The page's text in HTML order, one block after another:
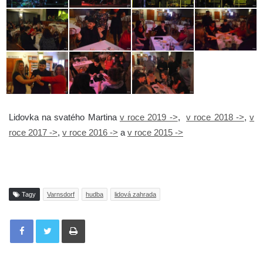
Lidovka na svatého Martina v roce 2019 ->,v roce 2018 ->,v
roce 2017 ->, v roce 2016 -> a v roce 2015 ->
Tagy Varnsdorf hudba lidová zahrada
Tisknout